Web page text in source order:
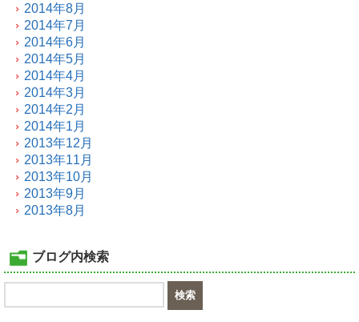
2014年8月
2014年7月
2014年6月
2014年5月
2014年4月
2014年3月
2014年2月
2014年1月
2013年12月
2013年11月
2013年10月
2013年9月
2013年8月
ブログ内検索